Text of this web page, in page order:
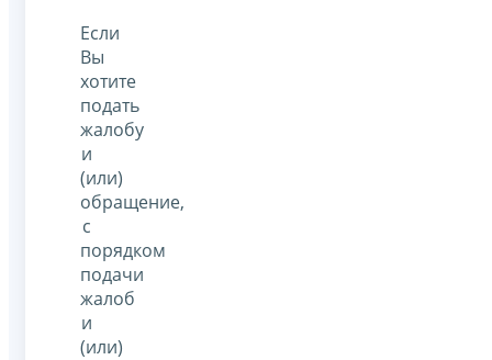
Если
Вы
хотите
подать
жалобу
и
(или)
обращение,
с
порядком
подачи
жалоб
и
(или)